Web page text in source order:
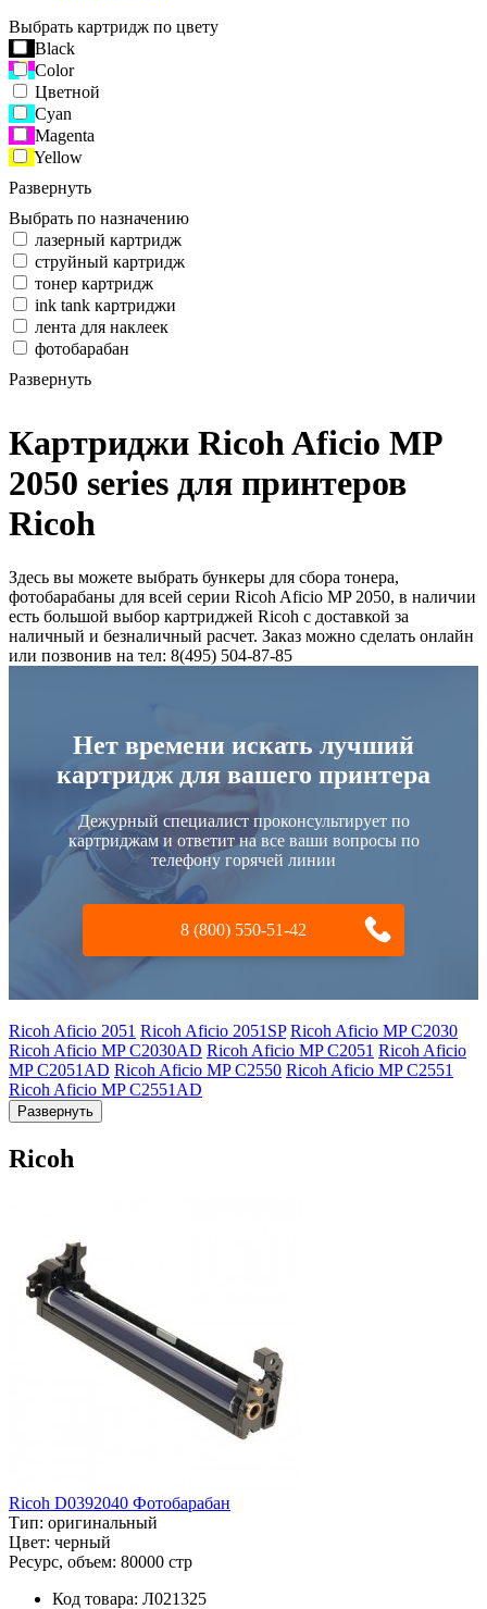
Выбрать картридж по цвету
Black
Color
Цветной
Cyan
Magenta
Yellow
Развернуть
Выбрать по назначению
лазерный картридж
струйный картридж
тонер картридж
ink tank картриджи
лента для наклеек
фотобарабан
Развернуть
Картриджи Ricoh Aficio MP
2050 series для принтеров
Ricoh
Здесь вы можете выбрать бункеры для сбора тонера,
фотобарабаны для всей серии Ricoh Aficio MP 2050, в наличии
есть большой выбор картриджей Ricoh с доставкой за
наличный и безналичный расчет. Заказ можно сделать онлайн
или позвонив на тел: 8(495) 504-87-85
Нет времени искать лучший
картридж для вашего принтера
Дежурный специалист проконсультирует по
картриджам и ответит на все ваши вопросы по
телефону горячей линии
8 (800) 550-51-42
Ricoh Aficio 2051 Ricoh Aficio 2051SP Ricoh Aficio MP C2030
Ricoh Aficio MP C2030AD Ricoh Aficio MP C2051 Ricoh Aficio
MP C2051AD Ricoh Aficio MP C2550 Ricoh Aficio MP C2551
Ricoh Aficio MP C2551AD
Развернуть
Ricoh
Ricoh D0392040 Фотобарабан
Тип: оригинальный
Цвет: черный
Ресурс, объем: 80000 стр
Код товара: Л021325